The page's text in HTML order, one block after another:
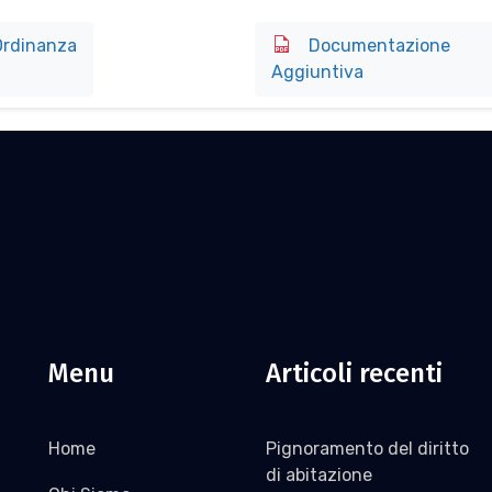
Documentazione
Aggiuntiva
Menu
Home
Articoli recenti
Pignoramento del diritto
di abitazione